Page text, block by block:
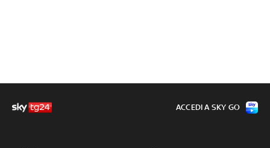
ACCEDI A SKY GO